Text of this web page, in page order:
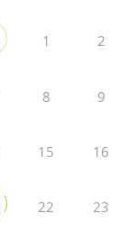
1 2
8 9
15 16
22 23